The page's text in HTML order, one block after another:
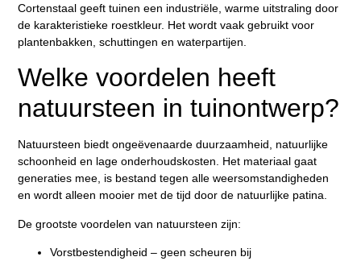
Cortenstaal geeft tuinen een industriële, warme uitstraling door
de karakteristieke roestkleur. Het wordt vaak gebruikt voor
plantenbakken, schuttingen en waterpartijen.
Welke voordelen heeft
natuursteen in tuinontwerp?
Natuursteen biedt ongeëvenaarde duurzaamheid, natuurlijke
schoonheid en lage onderhoudskosten . Het materiaal gaat
generaties mee, is bestand tegen alle weersomstandigheden
en wordt alleen mooier met de tijd door de natuurlijke patina.
De grootste voordelen van natuursteen zijn:
Vorstbestendigheid – geen scheuren bij